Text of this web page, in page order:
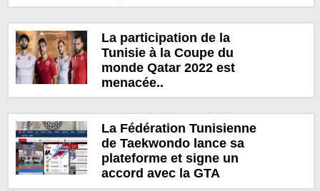
La participation de la
Tunisie à la Coupe du
monde Qatar 2022 est
menacée..
La Fédération Tunisienne
de Taekwondo lance sa
plateforme et signe un
accord avec la GTA